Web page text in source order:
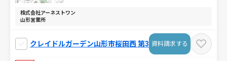
株式会社アーネストワン
山形営業所
クレイドルガーデン山形市桜田西 第3 資料請求する